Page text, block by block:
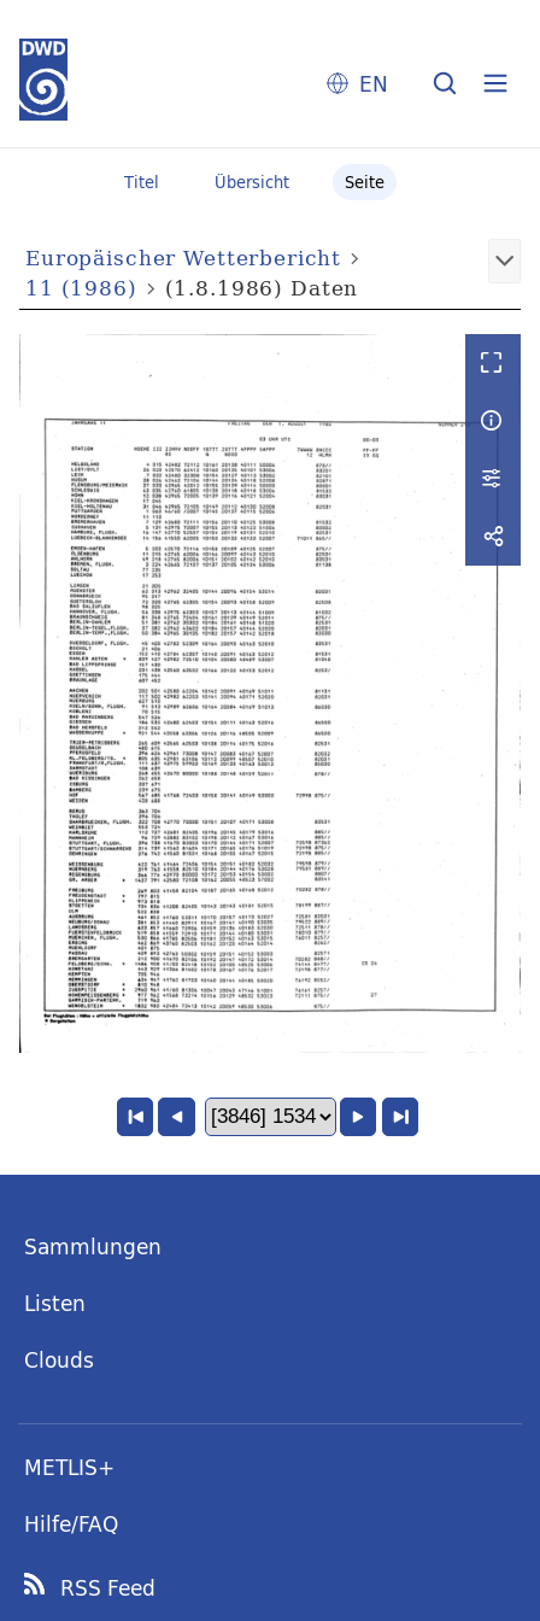
EN
Titel Übersicht Seite
Europäischer Wetterbericht
11 (1986)
(1.8.1986) Daten
Sammlungen
Listen
Clouds
METLIS+
Hilfe/FAQ
RSS Feed